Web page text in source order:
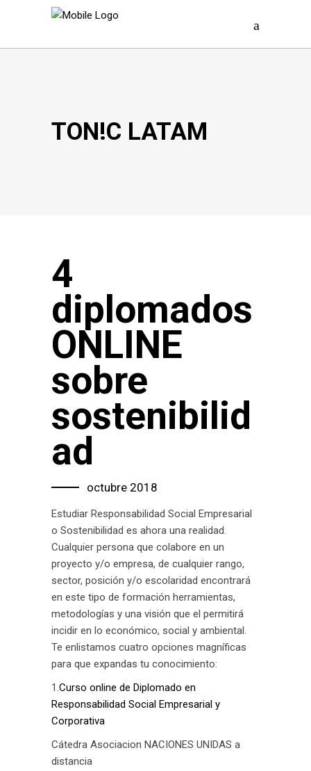
TON!C LATAM
4
diplomados
ONLINE
sobre
sostenibilid
ad
octubre 2018
Estudiar Responsabilidad Social Empresarial
o Sostenibilidad es ahora una realidad.
Cualquier persona que colabore en un
proyecto y/o empresa, de cualquier rango,
sector, posición y/o escolaridad encontrará
en este tipo de formación herramientas,
metodologías y una visión que el permitirá
incidir en lo económico, social y ambiental.
Te enlistamos cuatro opciones magníficas
para que expandas tu conocimiento:
1.Curso online de Diplomado en
Responsabilidad Social Empresarial y
Corporativa
Cátedra Asociacion NACIONES UNIDAS a
distancia